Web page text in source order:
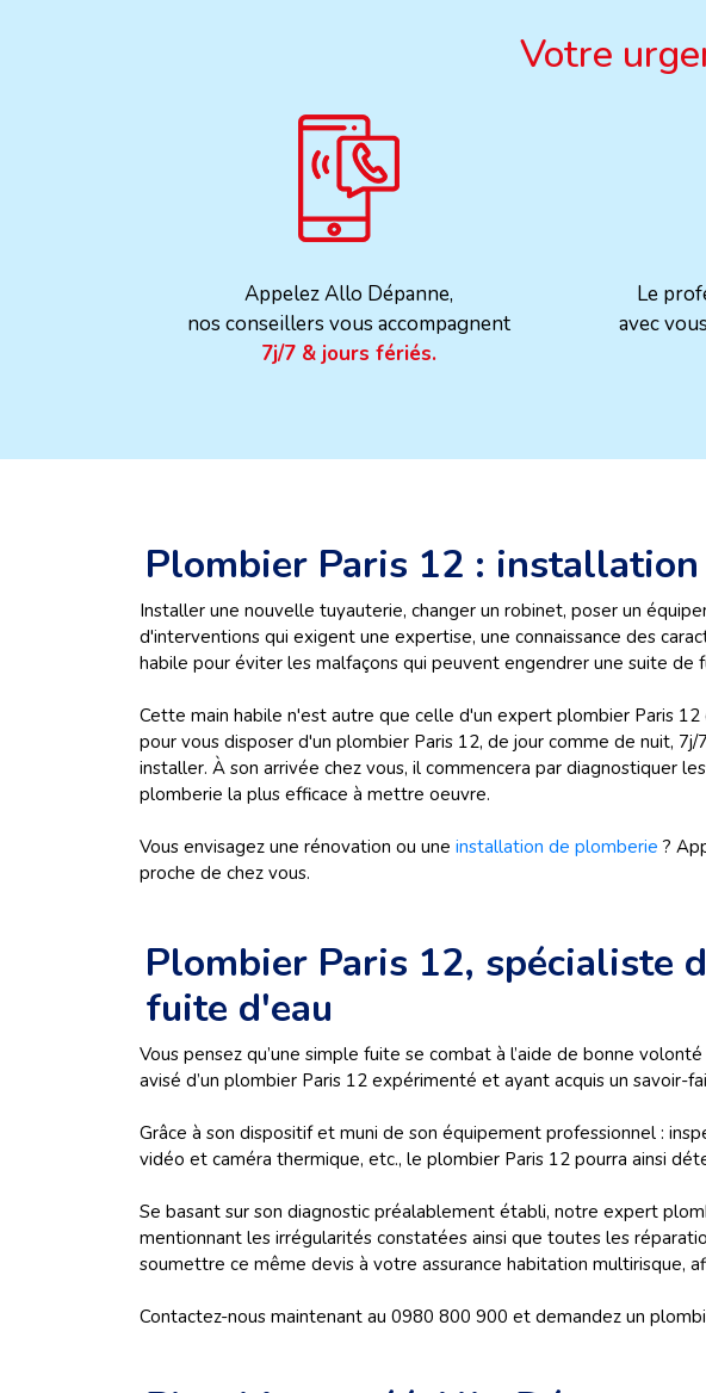
Votre
Appelez Allo Dépanne,
nos conseillers vous accompagnent
7j/7 & jours fériés.
Le
avec
Plombier Paris 12 :
Installer une nouvelle tuyauterie, changer un robinet, poser un
d'interventions qui exigent une expertise, une connaissance des
habile pour éviter les malfaçons qui peuvent engendrer une suite
Cette main habile n'est autre que celle d'un expert plombier Paris
pour vous disposer d'un plombier Paris 12, de jour comme de nuit,
installer. À son arrivée chez vous, il commencera par diagnostiquer
plomberie la plus efficace à mettre oeuvre.
Vous envisagez une rénovation ou une installation de plomberie ?
proche de chez vous.
Plombier Paris 12, spécialiste
fuite d'eau
Vous pensez qu’une simple fuite se combat à l’aide de bonne
avisé d’un plombier Paris 12 expérimenté et ayant acquis un savoir-
Grâce à son dispositif et muni de son équipement professionnel :
vidéo et caméra thermique, etc., le plombier Paris 12 pourra ainsi
Se basant sur son diagnostic préalablement établi, notre expert
mentionnant les irrégularités constatées ainsi que toutes les
soumettre ce même devis à votre assurance habitation multirisque,
Contactez-nous maintenant au 0980 800 900 et demandez un